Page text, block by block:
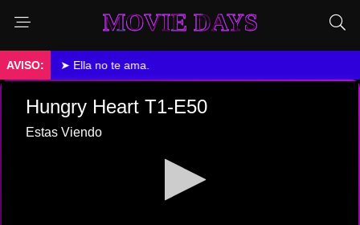
MOVIE DAYS
➤ Ella no te ama.